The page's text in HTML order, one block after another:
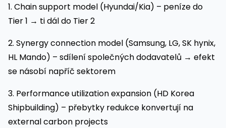
1. Chain support model (Hyundai/Kia) – peníze do
Tier 1 → ti dál do Tier 2
2. Synergy connection model (Samsung, LG, SK hynix,
HL Mando) – sdílení společných dodavatelů → efekt
se násobí napříč sektorem
3. Performance utilization expansion (HD Korea
Shipbuilding) – přebytky redukce konvertují na
external carbon projects